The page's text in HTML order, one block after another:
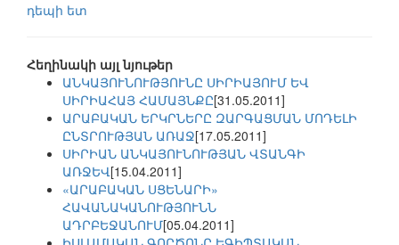
դեպի ետ
Հեղինակի այլ նյութեր
ԱՆԿԱՅՈՒՆՈՒԹՅՈՒՆԸ ՍԻՐԻԱՅՈՒՄ ԵՎ
ՍԻՐԻԱՀԱՅ ՀԱՄԱՅՆՔԸ[31.05.2011]
ԱՐԱԲԱԿԱՆ ԵՐԿՐՆԵՐԸ ԶԱՐԳԱՑՄԱՆ ՄՈԴԵԼԻ
ԸՆՏՐՈՒԹՅԱՆ ԱՌԱՋ[17.05.2011]
ՍԻՐԻԱՆ ԱՆԿԱՅՈՒՆՈՒԹՅԱՆ ՎՏԱՆԳԻ
ԱՌՋԵՎ[15.04.2011]
«ԱՐԱԲԱԿԱՆ ՍՑԵՆԱՐԻ»
ՀԱՎԱՆԱԿԱՆՈՒԹՅՈՒՆՆ
ԱԴՐԲԵՋԱՆՈՒՄ[05.04.2011]